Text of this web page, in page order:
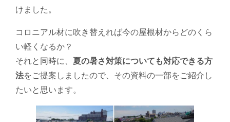
けました。
コロニアル材に吹き替えれば今の屋根材からどのくら
い軽くなるか？
それと同時に、 夏の暑さ対策についても対応できる方
法をご提案しましたので、その資料の一部をご紹介し
たいと思います。